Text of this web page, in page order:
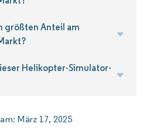
größten Anteil am
Helikopter-Simulator-
März 17, 2025